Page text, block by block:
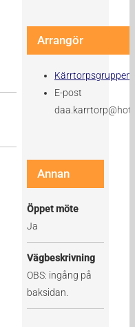
Arrangör
Kärrtorpsgruppen
E-post
Annan
Öppet möte
Ja
Vägbeskrivning
OBS: ingång på
baksidan.